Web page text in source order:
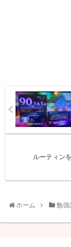
ルーティン
ホーム 勉強